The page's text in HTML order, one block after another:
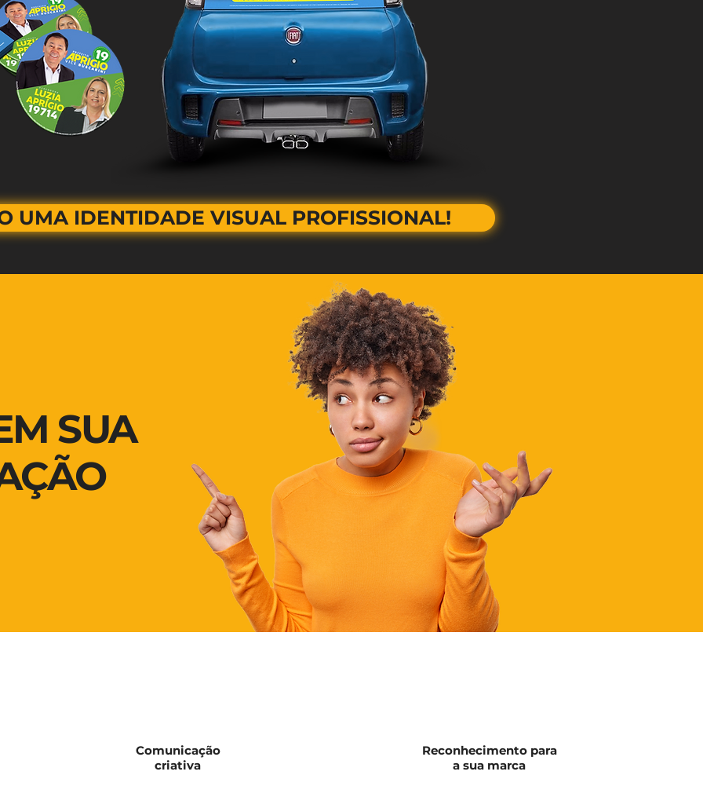
UMA IDENTIDADE VISUAL PROFISSIONAL!
SUA
Comunicação
criativa
Reconhecimento para
a sua marca